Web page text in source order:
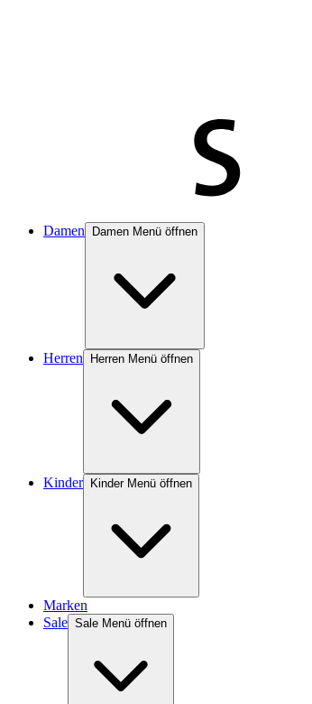
Damen Damen Menü öffnen
Herren Herren Menü öffnen
Kinder Kinder Menü öffnen
Marken
Sale Sale Menü öffnen